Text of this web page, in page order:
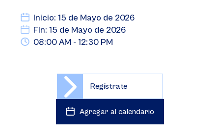
Inicio: 15 de Mayo de 2026
Fin: 15 de Mayo de 2026
08:00 AM - 12:30 PM
Regístrate
Agregar al calendario